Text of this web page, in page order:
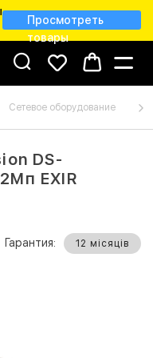
Просмотреть
товары
Сетевое оборудование
DS-
EXIR
Гарантия: 12 місяців